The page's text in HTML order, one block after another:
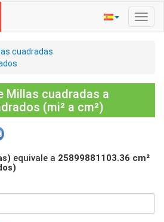
cuadradas
Millas cuadradas a
(mi² a cm²)
equivale a 25899881103.36 cm²